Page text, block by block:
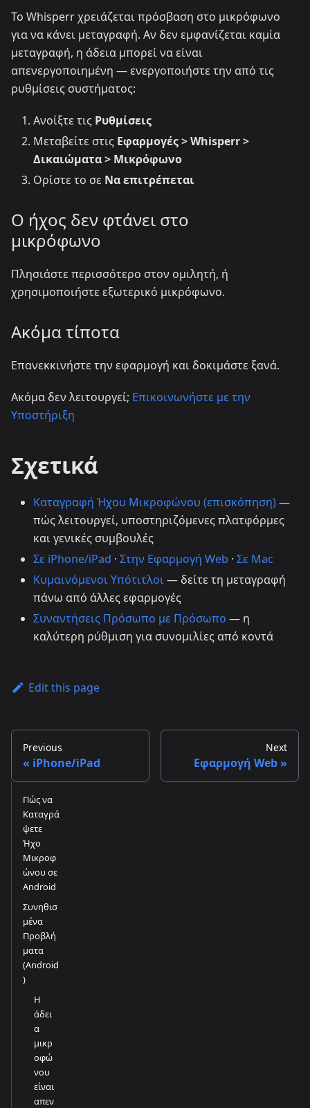
Το Whisperr χρειάζεται πρόσβαση στο μικρόφωνο
για να κάνει μεταγραφή. Αν δεν εμφανίζεται καμία
μεταγραφή, η άδεια μπορεί να είναι
απενεργοποιημένη — ενεργοποιήστε την από τις
ρυθμίσεις συστήματος:
Ανοίξτε τις Ρυθμίσεις
Μεταβείτε στις Εφαρμογές > Whisperr >
Δικαιώματα > Μικρόφωνο
Ορίστε το σε Να επιτρέπεται
Ο ήχος δεν φτάνει στο
μικρόφωνο
Πλησιάστε περισσότερο στον ομιλητή, ή
χρησιμοποιήστε εξωτερικό μικρόφωνο.
Ακόμα τίποτα
Επανεκκινήστε την εφαρμογή και δοκιμάστε ξανά.
Ακόμα δεν λειτουργεί; Επικοινωνήστε με την
Υποστήριξη
Σχετικά
Καταγραφή Ήχου Μικροφώνου (επισκόπηση)—
πώς λειτουργεί, υποστηριζόμενες πλατφόρμες
και γενικές συμβουλές
Σε iPhone/iPad · Στην Εφαρμογή Web · Σε Mac
Κυμαινόμενοι Υπότιτλοι— δείτε τη μεταγραφή
πάνω από άλλες εφαρμογές
Συναντήσεις Πρόσωπο με Πρόσωπο — η
καλύτερη ρύθμιση για συνομιλίες από κοντά
Edit this page
Previous
iPhone/iPad
Next
Εφαρμογή Web
Πώς να
Καταγρά
ψετε
Ήχο
Μικροφ
ώνου σε
Android
Συνηθισ
μένα
Προβλή
ματα
(Android
)
Η
άδει
α
μικρ
οφώ
νου
είναι
απεν